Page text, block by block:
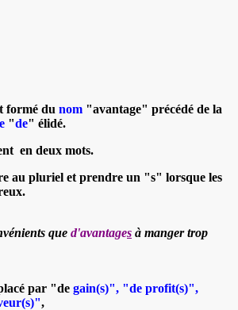
formé du nom "avantage" précédé de la
"de" élidé.
en deux mots.
au pluriel et prendre un "s" lorsque les
que d'avantages à manger trop
par "de gain(s)", "de profit(s)",
(s)",